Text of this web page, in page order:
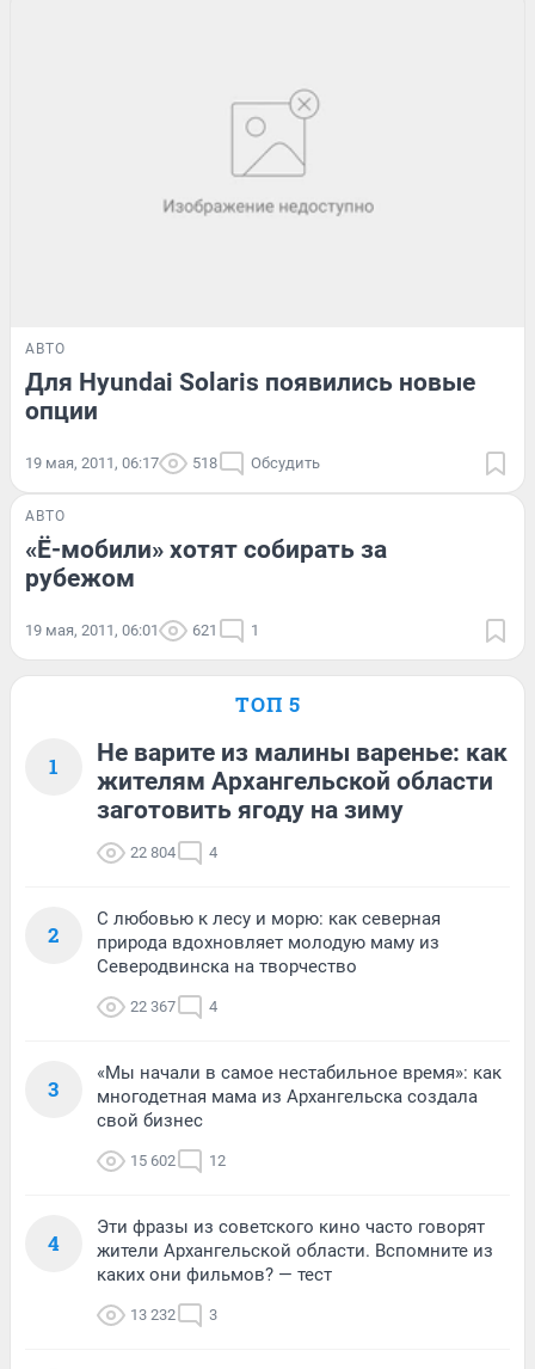
АВТО
Для Hyundai Solaris появились новые
опции
19 мая, 2011, 06:17 518 Обсудить
АВТО
«Ё-мобили» хотят собирать за
рубежом
19 мая, 2011, 06:01 621 1
ТОП 5
1
Не варите из малины варенье: как
жителям Архангельской области
заготовить ягоду на зиму
22 804 4
2
С любовью к лесу и морю: как северная
природа вдохновляет молодую маму из
Северодвинска на творчество
22 367 4
3
«Мы начали в самое нестабильное время»: как
многодетная мама из Архангельска создала
свой бизнес
15 602 12
4
Эти фразы из советского кино часто говорят
жители Архангельской области. Вспомните из
каких они фильмов? — тест
13 232 3